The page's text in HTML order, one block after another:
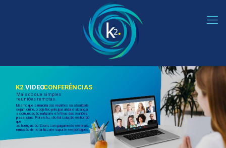
K2.VIDEOCONFERÊNCIAS
Mais do que simples
reuniões remotas.
Mesmo que a maioria das reuniões na atualidade
sejam online, o objetivo principal ainda é alcançar
a comunicação natural e efetivas das reuniões
presenciais. Para isto, não há solução melhor do
que
as licenças do Zoom, com pagamento em reais,
emissão de nota fiscal e suporte em português.